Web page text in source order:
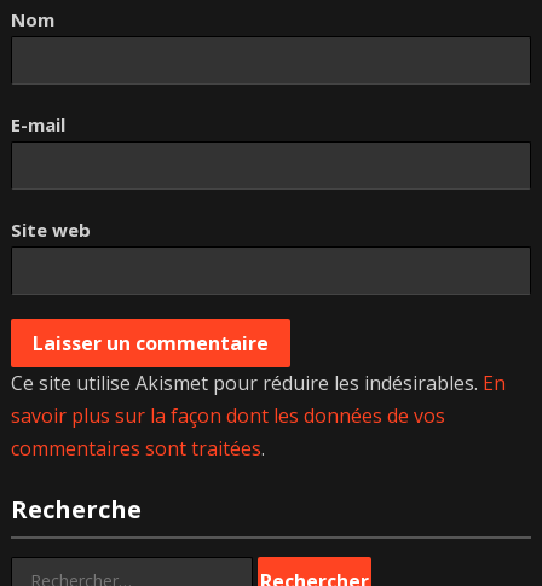
Nom
E-mail
Site web
Ce site utilise Akismet pour réduire les indésirables. En
savoir plus sur la façon dont les données de vos
commentaires sont traitées.
Recherche
Rechercher :